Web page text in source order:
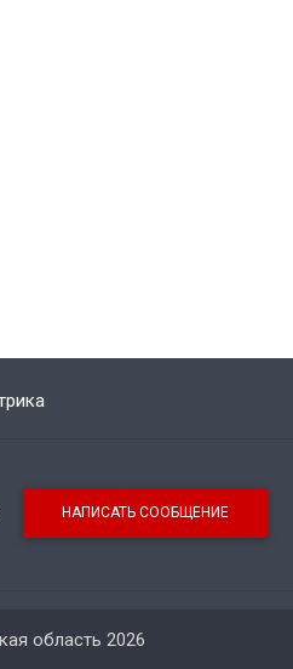
НАПИСАТЬ СООБЩЕНИЕ
область 2026